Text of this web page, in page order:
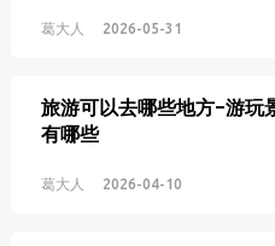
葛大人 2026-05-31
旅游可以去哪些地方-游玩
有哪些
葛大人 2026-04-10